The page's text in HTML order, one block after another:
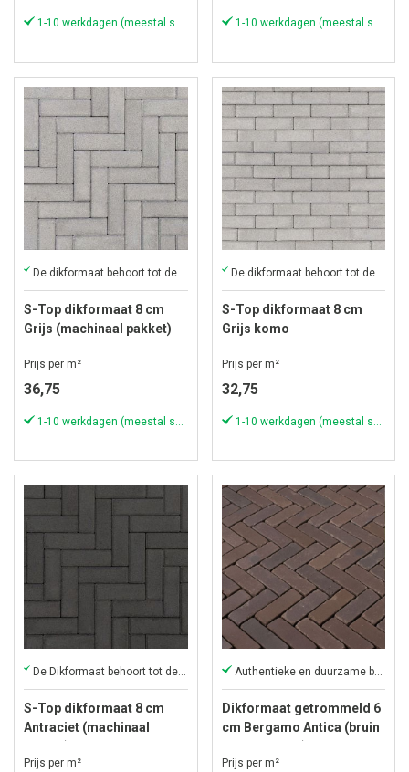
1-10 werkdagen (meestal sneller) 1-10 werkdagen (meestal sneller)
De dikformaat behoort tot de klassiekers onder de stenen
S-Top dikformaat 8 cm
Grijs (machinaal pakket)
Prijs per m²
36,75
De dikformaat behoort tot de klassiekers onder de stenen
S-Top dikformaat 8 cm
Grijs komo
Prijs per m²
32,75
S-Top dikformaat 8 cm
Antraciet (machinaal
pakket) komo
Prijs per m²
Authentieke en duurzame bestrating!
Dikformaat getrommeld 6
cm Bergamo Antica (bruin
genuanceerd)
Prijs per m²